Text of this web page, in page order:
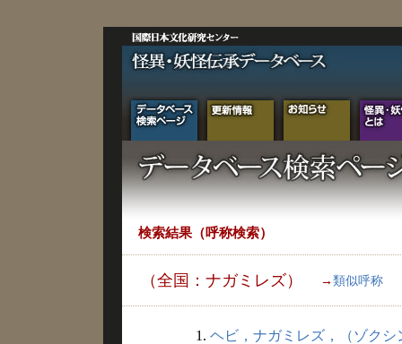
検索結果（呼称検索）
（全国：ナガミレズ） → 類似呼称
1. ヘビ，ナガミレズ，（ゾクシ